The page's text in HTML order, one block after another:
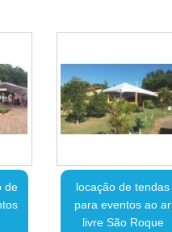
de
locação de tendas
para eventos ao ar
livre São Roque